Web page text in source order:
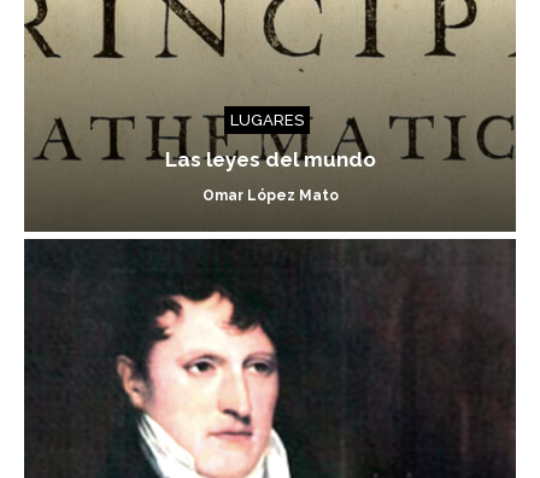
LUGARES
Las leyes del mundo
Omar López Mato